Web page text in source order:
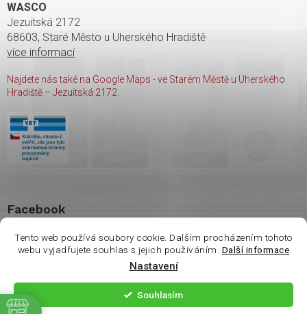
Tento web používá soubory cookie. Dalším procházením tohoto
webu vyjadřujete souhlas s jejich používáním. Další informace
Nastavení
Souhlasím
WASCO
Jezuitská 2172
68603, Staré Město u Uherského Hradiště
více informací
Najdete nás také na Google Maps - ve Starém Městě u Uherského
Hradiště – Jezuitská 2172.
Facebook
Copyright 2026 shop Wasco. Všechna práva vyhrazena.